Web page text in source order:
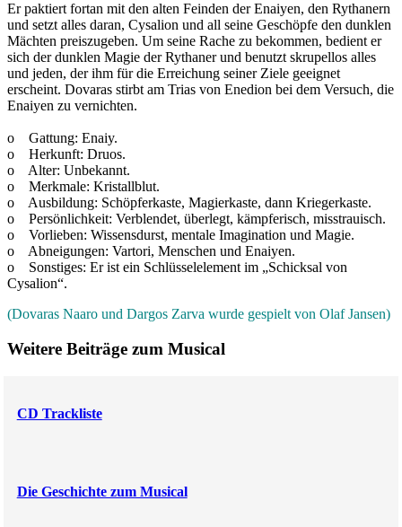
Er paktiert fortan mit den alten Feinden der Enaiyen, den Rythanern
und setzt alles daran, Cysalion und all seine Geschöpfe den dunklen
Mächten preiszugeben. Um seine Rache zu bekommen, bedient er
sich der dunklen Magie der Rythaner und benutzt skrupellos alles
und jeden, der ihm für die Erreichung seiner Ziele geeignet
erscheint. Dovaras stirbt am Trias von Enedion bei dem Versuch, die
Enaiyen zu vernichten.
o Gattung: Enaiy.
o Herkunft: Druos.
o Alter: Unbekannt.
o Merkmale: Kristallblut.
o Ausbildung: Schöpferkaste, Magierkaste, dann Kriegerkaste.
o Persönlichkeit: Verblendet, überlegt, kämpferisch, misstrauisch.
o Vorlieben: Wissensdurst, mentale Imagination und Magie.
o Abneigungen: Vartori, Menschen und Enaiyen.
o Sonstiges: Er ist ein Schlüsselelement im „Schicksal von
Cysalion“.
(Dovaras Naaro und Dargos Zarva wurde gespielt von Olaf Jansen)
Weitere Beiträge zum Musical
CD Trackliste
Die Geschichte zum Musical